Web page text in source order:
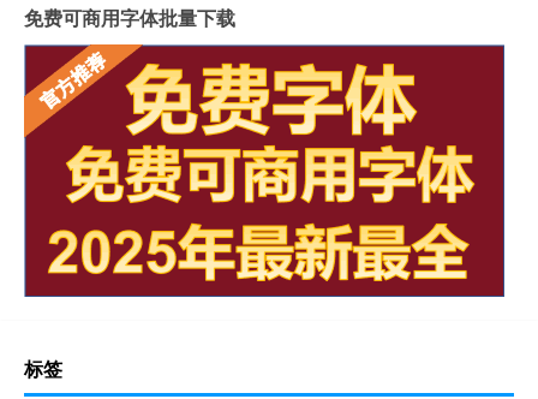
免费可商用字体批量下载
标签